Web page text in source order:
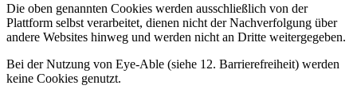
Die oben genannten Cookies werden ausschließlich von der
Plattform selbst verarbeitet, dienen nicht der Nachverfolgung über
andere Websites hinweg und werden nicht an Dritte weitergegeben.
Bei der Nutzung von Eye-Able (siehe 12. Barrierefreiheit) werden
keine Cookies genutzt.